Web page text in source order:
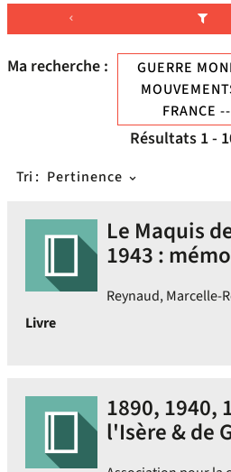
Ma recherche :
GUERRE
FRANCE
Résultats 1-
Tri : Pertinence
Le Maquis
1943 :
Reynaud, Marcelle-
Livre
1890, 1940,
l'Isère & de